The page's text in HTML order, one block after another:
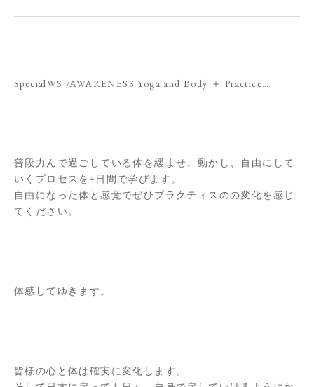
SpecialWS /AWARENESS Yoga and Body ＋ Practice…
普段力んで過ごしている体を緩ませ、動かし、自由にして
いくプロセスを4日間で学びます。
自由になった体と感覚でぜひプラクティスのの変化を感じ
てください。
体感してゆきます。
皆様の心と体は確実に変化します。